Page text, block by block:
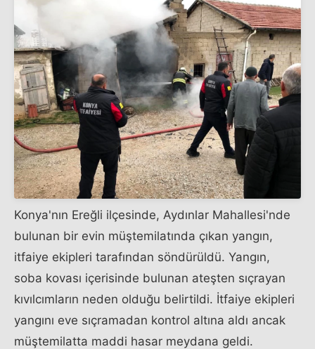
Konya'nın Ereğli ilçesinde, Aydınlar Mahallesi'nde
bulunan bir evin müştemilatında çıkan yangın,
itfaiye ekipleri tarafından söndürüldü. Yangın,
soba kovası içerisinde bulunan ateşten sıçrayan
kıvılcımların neden olduğu belirtildi. İtfaiye ekipleri
yangını eve sıçramadan kontrol altına aldı ancak
müştemilatta maddi hasar meydana geldi.